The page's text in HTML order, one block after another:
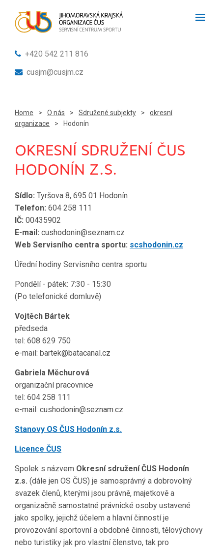
+420 542 211 816
cusjm@cusjm.cz
Home > O nás > Sdružené subjekty >
okresní
organizace
> Hodonín
OKRESNÍ SDRUŽENÍ ČUS
HODONÍN Z.S.
Sídlo: Tyršova 8, 695 01 Hodonín
Telefon: 604 258 111
IČ: 00435902
E-mail: cushodonin@seznam.cz
Web Servisního centra sportu: scshodonin.cz
Úřední hodiny Servisního centra sportu
Pondělí - pátek: 7:30 - 15:30
(Po telefonické domluvě)
Vojtěch Bártek
předseda
tel: 608 629 750
e-mail: bartek@batacanal.cz
Gabriela Měchurová
organizační pracovnice
tel: 604 258 111
e-mail: cushodonin@seznam.cz
Stanovy OS ČUS Hodonín z.s.
Licence ČUS
Spolek s názvem Okresní sdružení ČUS Hodonín
z.s. (dále jen OS ČUS) je samosprávný a dobrovolný
svazek členů, kterými jsou právně, majetkově a
organizačně samostatné právnické osoby ustavené
jako spolky, jejichž účelem a hlavní činností je
provozování sportovní a obdobné činnosti, tělovýchovy
nebo turistiky jak pro vlastní členstvo, tak pro